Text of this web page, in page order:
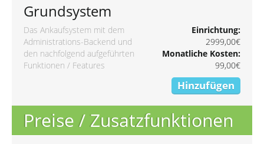
Grundsystem
Das Ankaufsystem mit dem
Administrations-Backend und
den nachfolgend aufgeführten
Funktionen / Features
Einrichtung:
2999,00€
Monatliche Kosten:
99,00€
Hinzufügen
Preise / Zusatzfunktionen